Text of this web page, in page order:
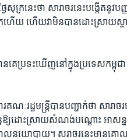
ក្រ​នេះ​ថា​ សារាចរ​នេះ​បង្កើត​នូវ​
ក​ហើយ​ ​ហើយ​វា​មិន​បាន​ដោះស្រាយ​ស្
ន​គេ​ប្រទះ​ឃើញ​នៅ​ក្នុង​ប្រទេស​កម្ពុ
ណៈ​រដ្ឋមន្ត្រី​បាន​បញ្ជាក់​ថា​ ​សារាច
ឱ្យ​ដោះស្រាយ​សំណង់​បណ្តោះ​ អាសន្ន
នយោបាយ។​ សរាចរ​នេះ​មាន​គ